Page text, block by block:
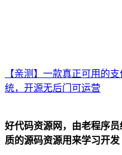
【亲测】一款真正可用的
统，开源无后门可运营
好代码资源网，由老程序
质的源码资源用来学习开发